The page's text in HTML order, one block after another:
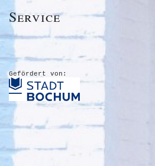
Service
Gefördert von: